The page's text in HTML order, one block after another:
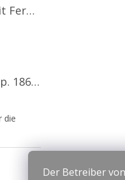
Der Betreiber
RGB-LED-Poolleuchte mit Fernbedienung, 12W, 1260lm, PAR56, 12V, 1+1 gratis!
5 Sternen.
Solight Ersatzbatterietyp. 18650, 3,7 V, Li-Ion, 2200 mAh [WN900]
5 Sternen.
die